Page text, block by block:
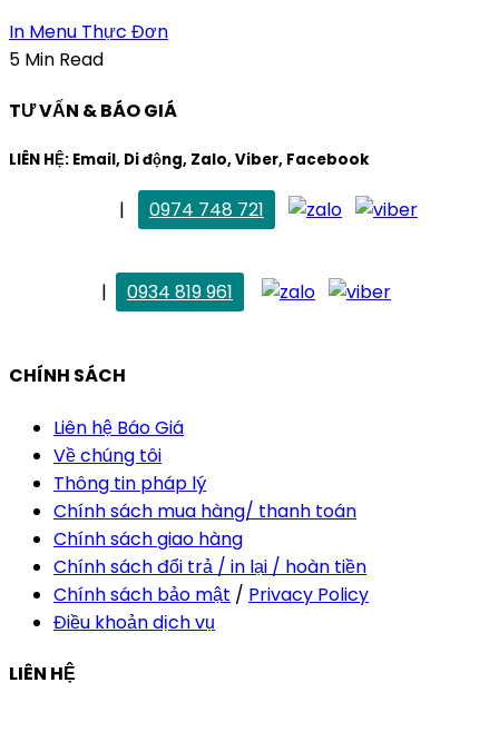
In Menu Thực Đơn
5 Min Read
TƯ VẤN & BÁO GIÁ
LIÊN HỆ: Email, Di động, Zalo, Viber, Facebook
|
0974 748 721
|
0934 819 961
CHÍNH SÁCH
Liên hệ Báo Giá
Về chúng tôi
Thông tin pháp lý
Chính sách mua hàng/ thanh toán
Chính sách giao hàng
Chính sách đổi trả / in lại / hoàn tiền
Chính sách bảo mật / Privacy Policy
Điều khoản dịch vụ
LIÊN HỆ